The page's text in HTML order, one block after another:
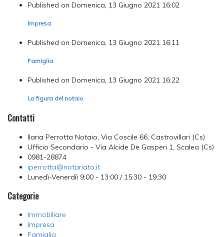
Published on Domenica, 13 Giugno 2021 16:02
Impresa
Published on Domenica, 13 Giugno 2021 16:11
Famiglia
Published on Domenica, 13 Giugno 2021 16:22
La figura del notaio
Contatti
Ilaria Perrotta Notaio, Via Coscile 66, Castrovillari (Cs)
Ufficio Secondario - Via Alcide De Gasperi 1, Scalea (Cs)
0981-28874
iperrotta@notariato.it
Lunedì-Venerdiì 9:00 - 13:00 / 15:30 - 19:30
Categorie
Immobiliare
Impresa
Famiglia